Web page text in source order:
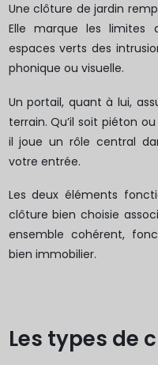
Une clôture de jardin
Elle marque les limites
espaces verts des
phonique ou visuelle.
Un portail, quant à lui,
terrain. Qu’il soit piéton
il joue un rôle central
votre entrée.
Les deux éléments
clôture bien choisie
ensemble cohérent,
bien immobilier.
Les types de